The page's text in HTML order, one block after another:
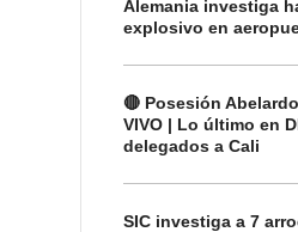
Alemania investiga
explosivo en
🔴 Posesión
VIVO | Lo último en
delegados a Cali
SIC investiga a 7